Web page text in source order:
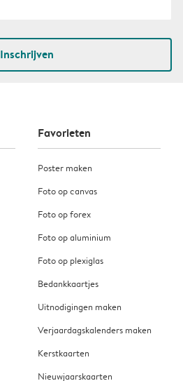
Inschrijven
Favorieten
Poster maken
Foto op canvas
Foto op forex
Foto op aluminium
Foto op plexiglas
Bedankkaartjes
Uitnodigingen maken
Verjaardagskalenders maken
Kerstkaarten
Nieuwjaarskaarten